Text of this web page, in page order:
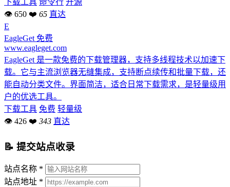
👁 650 ❤ 65 直达
E
EagleGet 免费
www.eagleget.com
EagleGet 是一款免费的下载管理器，支持多线程技术以加速下
载。它与主流浏览器无缝集成，支持断点续传和批量下载，还
能自动分类文件。界面简洁，适合日常下载需求，是轻量级用
户的优选工具。
下载工具 免费 轻量级
👁 426 ❤ 343 直达
📝 提交站点收录
站点名称 *
站点地址 *